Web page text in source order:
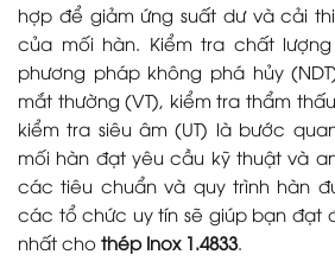
hợp để giảm ứng suất dư và cải
của mối hàn. Kiểm tra chất
phương pháp không phá hủy
mắt thường (VT), kiểm tra thẩm
kiểm tra siêu âm (UT) là bước
mối hàn đạt yêu cầu kỹ thuật và
các tiêu chuẩn và quy trình hàn
các tổ chức uy tín sẽ giúp bạn đạt
nhất cho thép Inox 1.4833.